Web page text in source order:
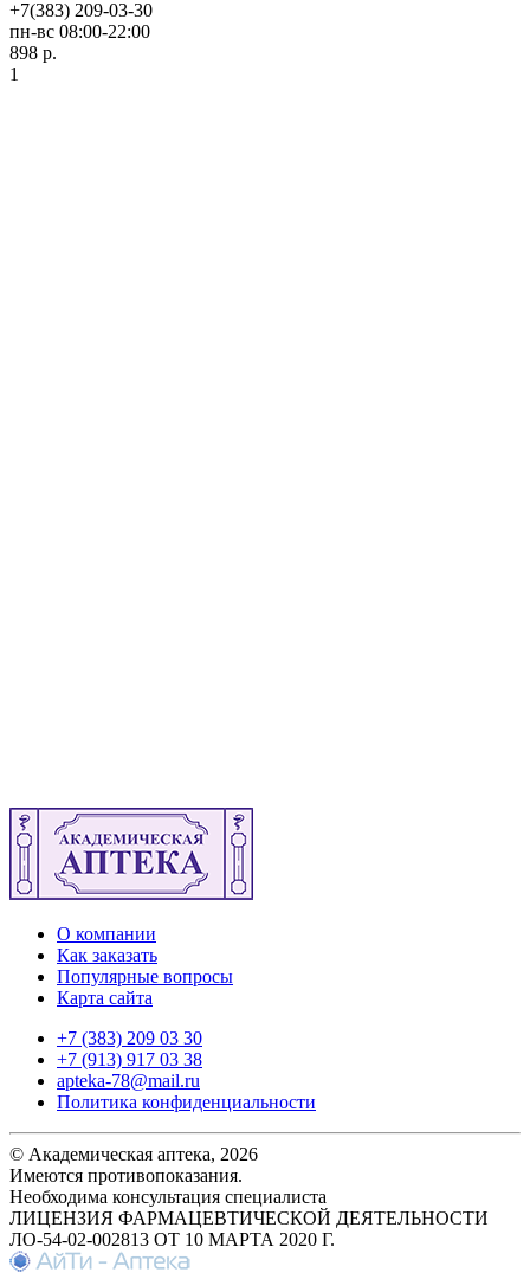
+7(383) 209-03-30
пн-вс 08:00-22:00
898 р.
1
О компании
Как заказать
Популярные вопросы
Карта сайта
+7 (383) 209 03 30
+7 (913) 917 03 38
apteka-78@mail.ru
Политика конфиденциальности
© Академическая аптека, 2026
Имеются противопоказания.
Необходима консультация специалиста
ЛИЦЕНЗИЯ ФАРМАЦЕВТИЧЕСКОЙ ДЕЯТЕЛЬНОСТИ
ЛО-54-02-002813 ОТ 10 МАРТА 2020 Г.